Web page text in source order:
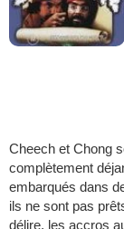
Cheech et Chong
complètement
embarqués dans
ils ne sont pas
délire, les accros